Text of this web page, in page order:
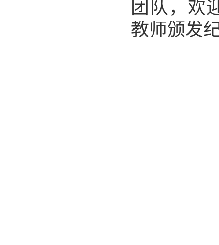
团队，欢
教师颁发